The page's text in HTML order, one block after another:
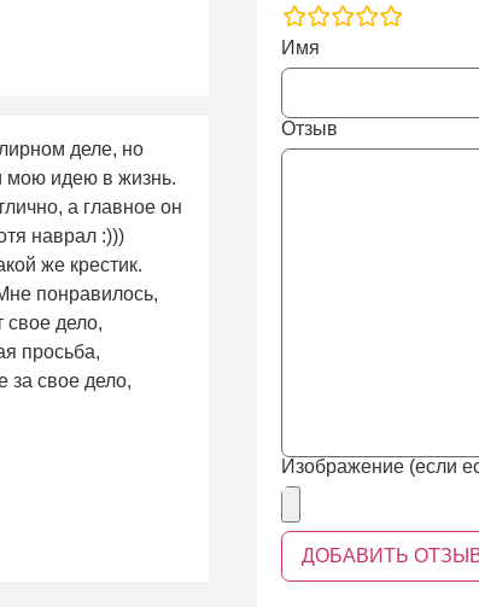
деле, но
мою идею в жизнь.
а главное он
наврал :)))
же крестик.
понравилось,
свое дело,
просьба,
за свое дело,
rating
fields
Имя
Отзыв
Изображение (если